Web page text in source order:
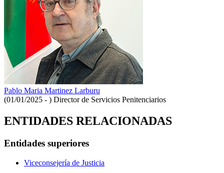
Pablo Maria Martinez Larburu
(01/01/2025 - ) Director de Servicios Penitenciarios
ENTIDADES RELACIONADAS
Entidades superiores
Viceconsejería de Justicia